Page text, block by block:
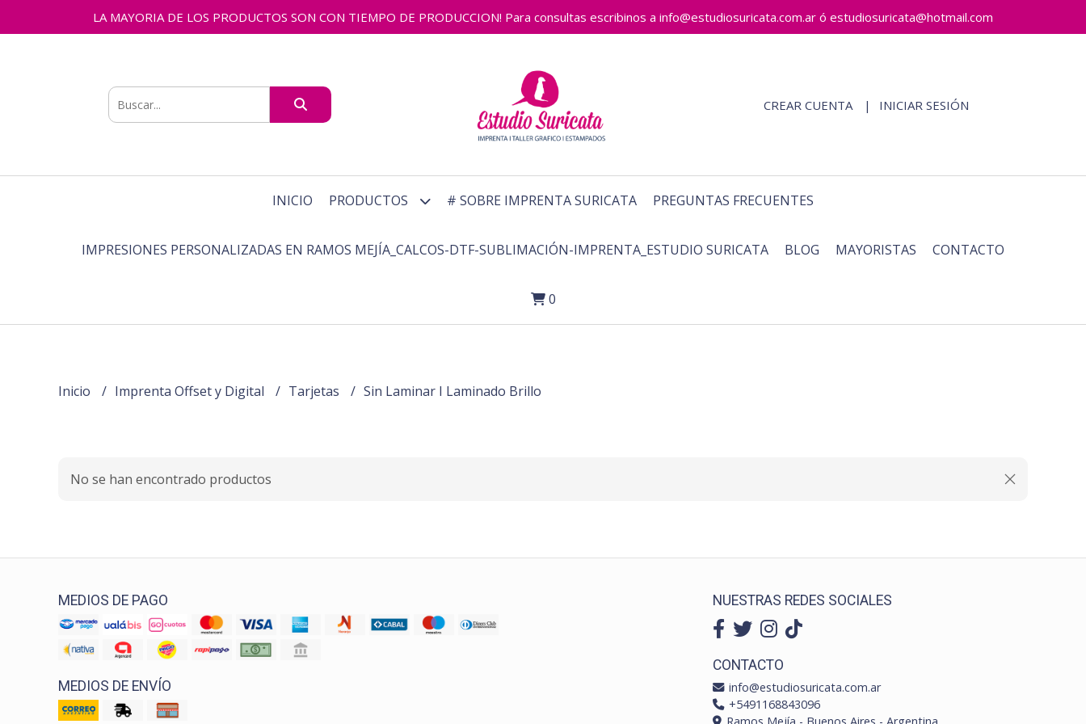
LA MAYORIA DE LOS PRODUCTOS SON CON TIEMPO DE PRODUCCION! Para consultas escribinos a info@estudiosuricata.com.ar ó estudiosuricata@hotmail.com
CREAR CUENTA INICIAR SESIÓN
INICIO PRODUCTOS # SOBRE IMPRENTA SURICATA PREGUNTAS FRECUENTES
IMPRESIONES PERSONALIZADAS EN RAMOS MEJÍA_CALCOS-DTF-SUBLIMACIÓN-IMPRENTA_ESTUDIO SURICATA BLOG MAYORISTAS CONTACTO
0
Inicio Imprenta Offset y Digital Tarjetas Sin Laminar I Laminado Brillo
No se han encontrado productos
MEDIOS DE PAGO
MEDIOS DE ENVÍO
NUESTRAS REDES SOCIALES
CONTACTO
info@estudiosuricata.com.ar
+5491168843096